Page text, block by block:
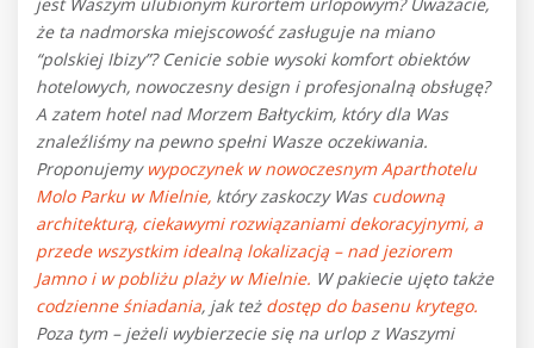
że ta nadmorska miejscowość zasługuje na miano
“polskiej Ibizy”? Cenicie sobie wysoki komfort obiektów
hotelowych, nowoczesny design i profesjonalną obsługę?
A zatem hotel nad Morzem Bałtyckim, który dla Was
znaleźliśmy na pewno spełni Wasze oczekiwania.
Proponujemy wypoczynek w nowoczesnym Aparthotelu
Molo Parku w Mielnie, który zaskoczy Was cudowną
architekturą, ciekawymi rozwiązaniami dekoracyjnymi, a
przede wszystkim idealną lokalizacją – nad jeziorem
Jamno i w pobliżu plaży w Mielnie. W pakiecie ujęto także
codzienne śniadania, jak też dostęp do basenu krytego.
Poza tym – jeżeli wybierzecie się na urlop z Waszymi